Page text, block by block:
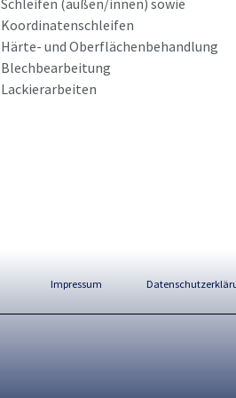
Koordinatenschleifen
Härte- und Oberflächenbehandlung
Blechbearbeitung
Lackierarbeiten
Impressum